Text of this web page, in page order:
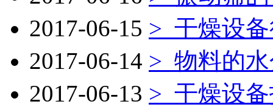
2017-06-15 > 干燥设
2017-06-14 > 物料的
2017-06-13 > 干燥设